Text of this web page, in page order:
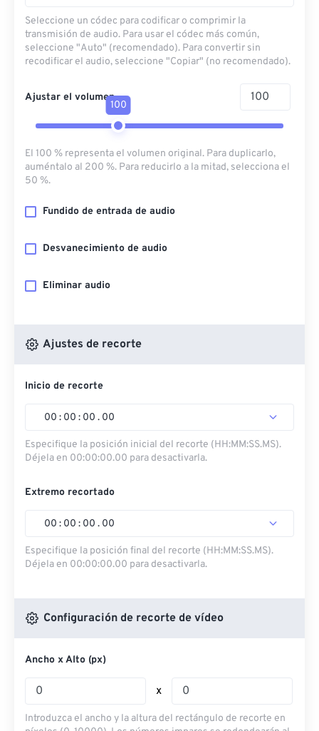
Seleccione un códec para codificar o comprimir la
transmisión de audio. Para usar el códec más común,
seleccione "Auto" (recomendado). Para convertir sin
recodificar el audio, seleccione "Copiar" (no recomendado).
Ajustar el volumen
100
El 100 % representa el volumen original. Para duplicarlo,
auméntalo al 200 %. Para reducirlo a la mitad, selecciona el
50 %.
Fundido de entrada de audio
Desvanecimiento de audio
Eliminar audio
Ajustes de recorte
Inicio de recorte
00 : 00 : 00 . 00
Especifique la posición inicial del recorte (HH:MM:SS.MS).
Déjela en 00:00:00.00 para desactivarla.
Extremo recortado
00 : 00 : 00 . 00
Especifique la posición final del recorte (HH:MM:SS.MS).
Déjela en 00:00:00.00 para desactivarla.
Configuración de recorte de vídeo
Ancho x Alto (px)
x
Introduzca el ancho y la altura del rectángulo de recorte en